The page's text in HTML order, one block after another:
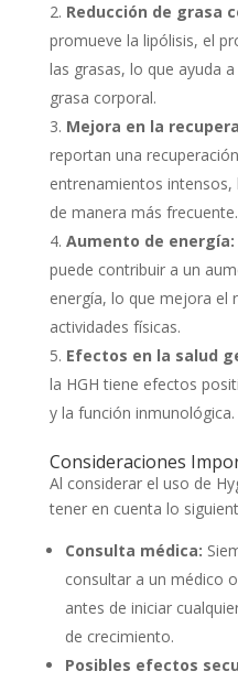
Reducción de grasa
promueve la lipólisis, el
las grasas, lo que ayuda
grasa corporal.
Mejora en la
reportan una
entrenamientos
de manera más frecuente.
Aumento de energía:
puede contribuir a un
energía, lo que mejora el
actividades físicas.
Efectos en la salud
la HGH tiene efectos
y la función inmunológica.
Consideraciones
Al considerar el uso de
tener en cuenta lo
Consulta médica:
consultar a un médico
antes de iniciar
de crecimiento.
Posibles efectos